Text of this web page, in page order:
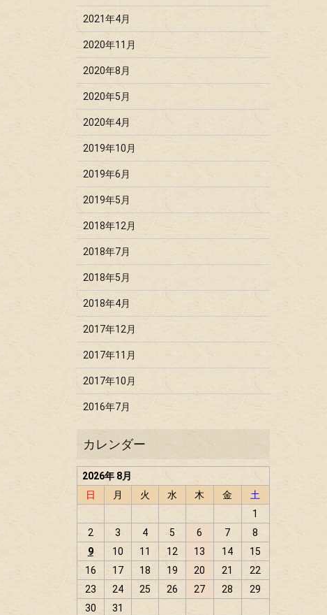
2021年4月
2020年11月
2020年8月
2020年5月
2020年4月
2019年10月
2019年6月
2019年5月
2018年12月
2018年7月
2018年5月
2018年4月
2017年12月
2017年11月
2017年10月
2016年7月
2026年 8月
日
月 火 水 木 金
土
1
2
3 4 5 6 7
8
9
10 11 12 13 14
15
16
17 18 19 20 21
22
23
24 25 26 27 28
29
30
31